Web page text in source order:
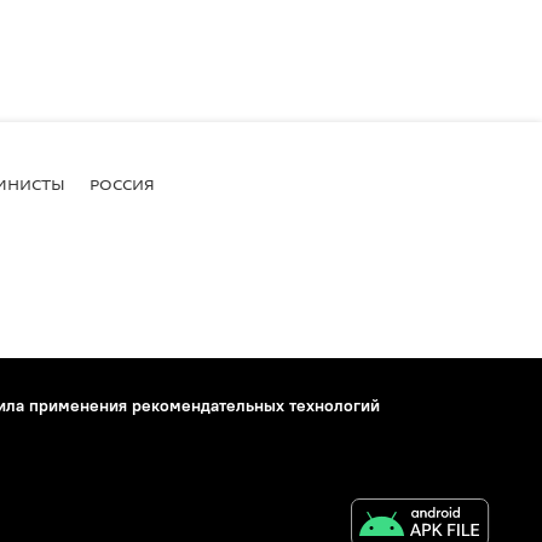
РОССИЯ
применения рекомендательных технологий